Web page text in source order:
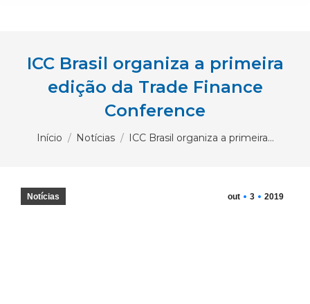
ICC Brasil organiza a primeira
edição da Trade Finance
Conference
Início Notícias ICC Brasil organiza a primeira…
out 3 2019
Notícias